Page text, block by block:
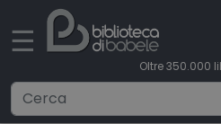
☰
Oltre 350.000